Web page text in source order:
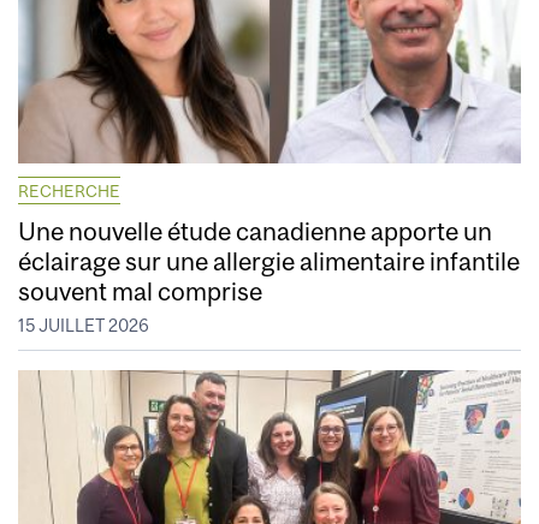
RECHERCHE
Une nouvelle étude canadienne apporte un
éclairage sur une allergie alimentaire infantile
souvent mal comprise
15 JUILLET 2026